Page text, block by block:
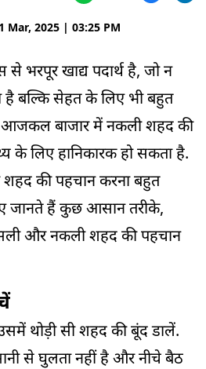
2025 | 03:25 PM
भरपूर खाद्य पदार्थ है, जो न
है बल्कि सेहत के लिए भी बहुत
आजकल बाजार में नकली शहद की
के लिए हानिकारक हो सकता है.
की पहचान करना बहुत
जानते हैं कुछ आसान तरीके,
और नकली शहद की पहचान
थोड़ी सी शहद की बूंद डालें.
से घुलता नहीं है और नीचे बैठ